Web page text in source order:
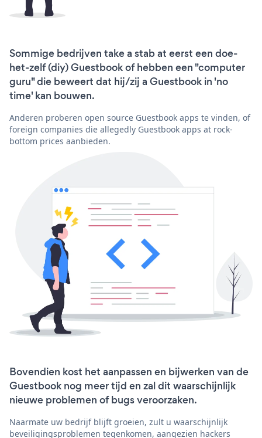
Sommige bedrijven take a stab at eerst een doe-
het-zelf (diy) Guestbook of hebben een "computer
guru" die beweert dat hij/zij a Guestbook in 'no
time' kan bouwen.
Anderen proberen open source Guestbook apps te vinden, of
foreign companies die allegedly Guestbook apps at rock-
bottom prices aanbieden.
Bovendien kost het aanpassen en bijwerken van de
Guestbook nog meer tijd en zal dit waarschijnlijk
nieuwe problemen of bugs veroorzaken.
Naarmate uw bedrijf blijft groeien, zult u waarschijnlijk
beveiligingsproblemen tegenkomen, aangezien hackers